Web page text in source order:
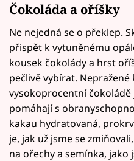
Čokoláda a oříšky
Ne nejedná se o překlep.
přispět k vytuněnému
kousek čokolády a hrst
pečlivě vybírat. Nepražené
vysokoprocentní
pomáhají s
kakau hydratovaná,
je, jak už jsme se
na ořechy a semínka, jako